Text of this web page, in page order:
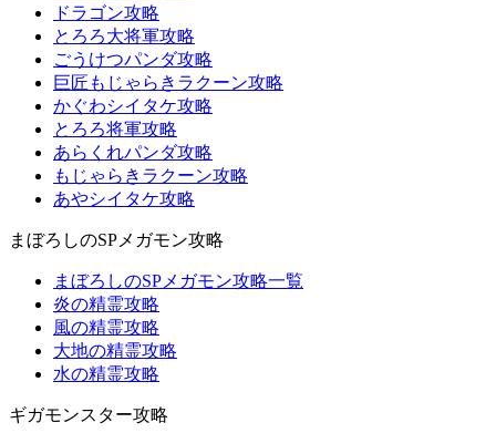
ドラゴン攻略
とろろ大将軍攻略
ごうけつパンダ攻略
巨匠もじゃらきラクーン攻略
かぐわシイタケ攻略
とろろ将軍攻略
あらくれパンダ攻略
もじゃらきラクーン攻略
あやシイタケ攻略
まぼろしのSPメガモン攻略
まぼろしのSPメガモン攻略一覧
炎の精霊攻略
風の精霊攻略
大地の精霊攻略
水の精霊攻略
ギガモンスター攻略